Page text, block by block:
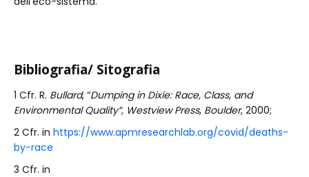
Bibliografia/ Sitografia
1 Cfr. R. Bullard, “Dumping in Dixie: Race, Class, and
Environmental Quality”, Westview Press, Boulder, 2000;
2 Cfr. in https://www.apmresearchlab.org/covid/deaths-
by-race
3 Cfr. in